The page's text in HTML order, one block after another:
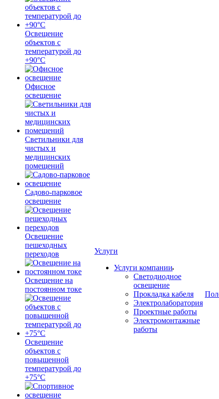
Освещение
объектов с
температурой до
+90°С
Офисное
освещение
Светильники для
чистых и
медицинских
помещений
Садово-парковое
освещение
Освещение
пешеходных
переходов
Освещение на
постоянном токе
Освещение
объектов с
повышенной
температурой до
+75°C
Услуги
Услуги компании
Светодиодное
освещение
Прокладка кабеля
Электролаборатория
Проектные работы
Электромонтажные
работы